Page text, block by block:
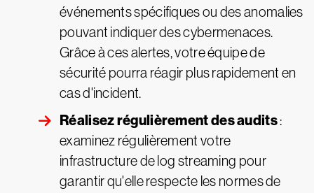
événements spécifiques ou des anomalies
pouvant indiquer des cybermenaces.
Grâce à ces alertes, votre équipe de
sécurité pourra réagir plus rapidement en
cas d'incident.
Réalisez régulièrement des audits:
examinez régulièrement votre
infrastructure de log streaming pour
garantir qu'elle respecte les normes de